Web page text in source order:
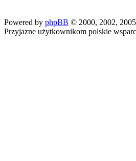
Powered by phpBB © 2000, 2002,
Przyjazne użytkownikom polskie